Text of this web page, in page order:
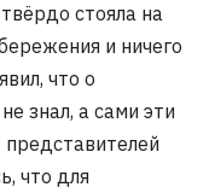
стояла на
и ничего
что о
знал, а сами эти
представителей
что для